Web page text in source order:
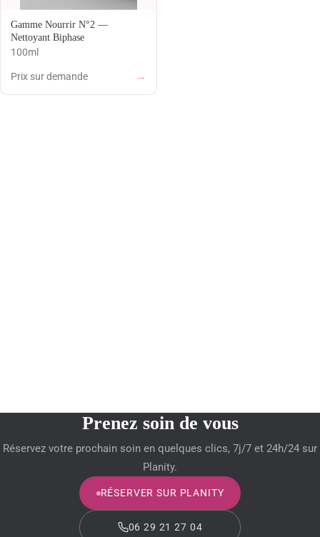
Gamme Nourrir N°2 —
Nettoyant Biphase
100ml
Prix sur demande →
Prenez soin de vous
Réservez votre prochain soin en quelques clics, 7j/7 et 24h/24 sur
Planity.
RÉSERVER SUR PLANITY
06 29 21 27 04